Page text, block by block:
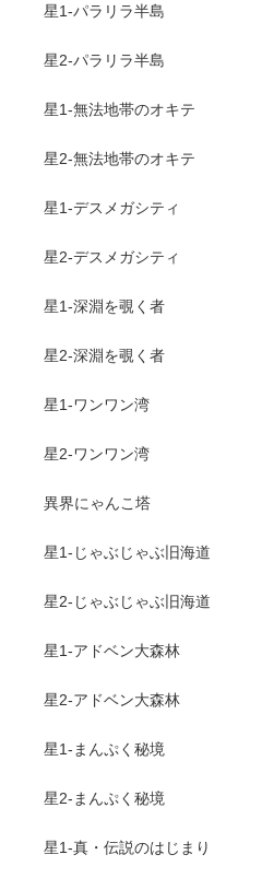
星1-パラリラ半島
星2-パラリラ半島
星1-無法地帯のオキテ
星2-無法地帯のオキテ
星1-デスメガシティ
星2-デスメガシティ
星1-深淵を覗く者
星2-深淵を覗く者
星1-ワンワン湾
星2-ワンワン湾
異界にゃんこ塔
星1-じゃぶじゃぶ旧海道
星2-じゃぶじゃぶ旧海道
星1-アドベン大森林
星2-アドベン大森林
星1-まんぷく秘境
星2-まんぷく秘境
星1-真・伝説のはじまり